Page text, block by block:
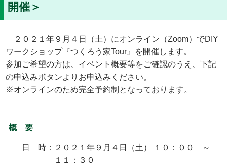
開催＞
２０２１年９月４日（土）にオンライン（Zoom）でDIY
ワークショップ『つくろう家Tour』を開催します。
参加ご希望の方は、イベント概要等をご確認のうえ、下記
の申込みボタンよりお申込みください。
※オンラインのため完全予約制となっております。
概 要
日 時 ：
２０２１年９月４日（土） １０：００ ～
１１：３０